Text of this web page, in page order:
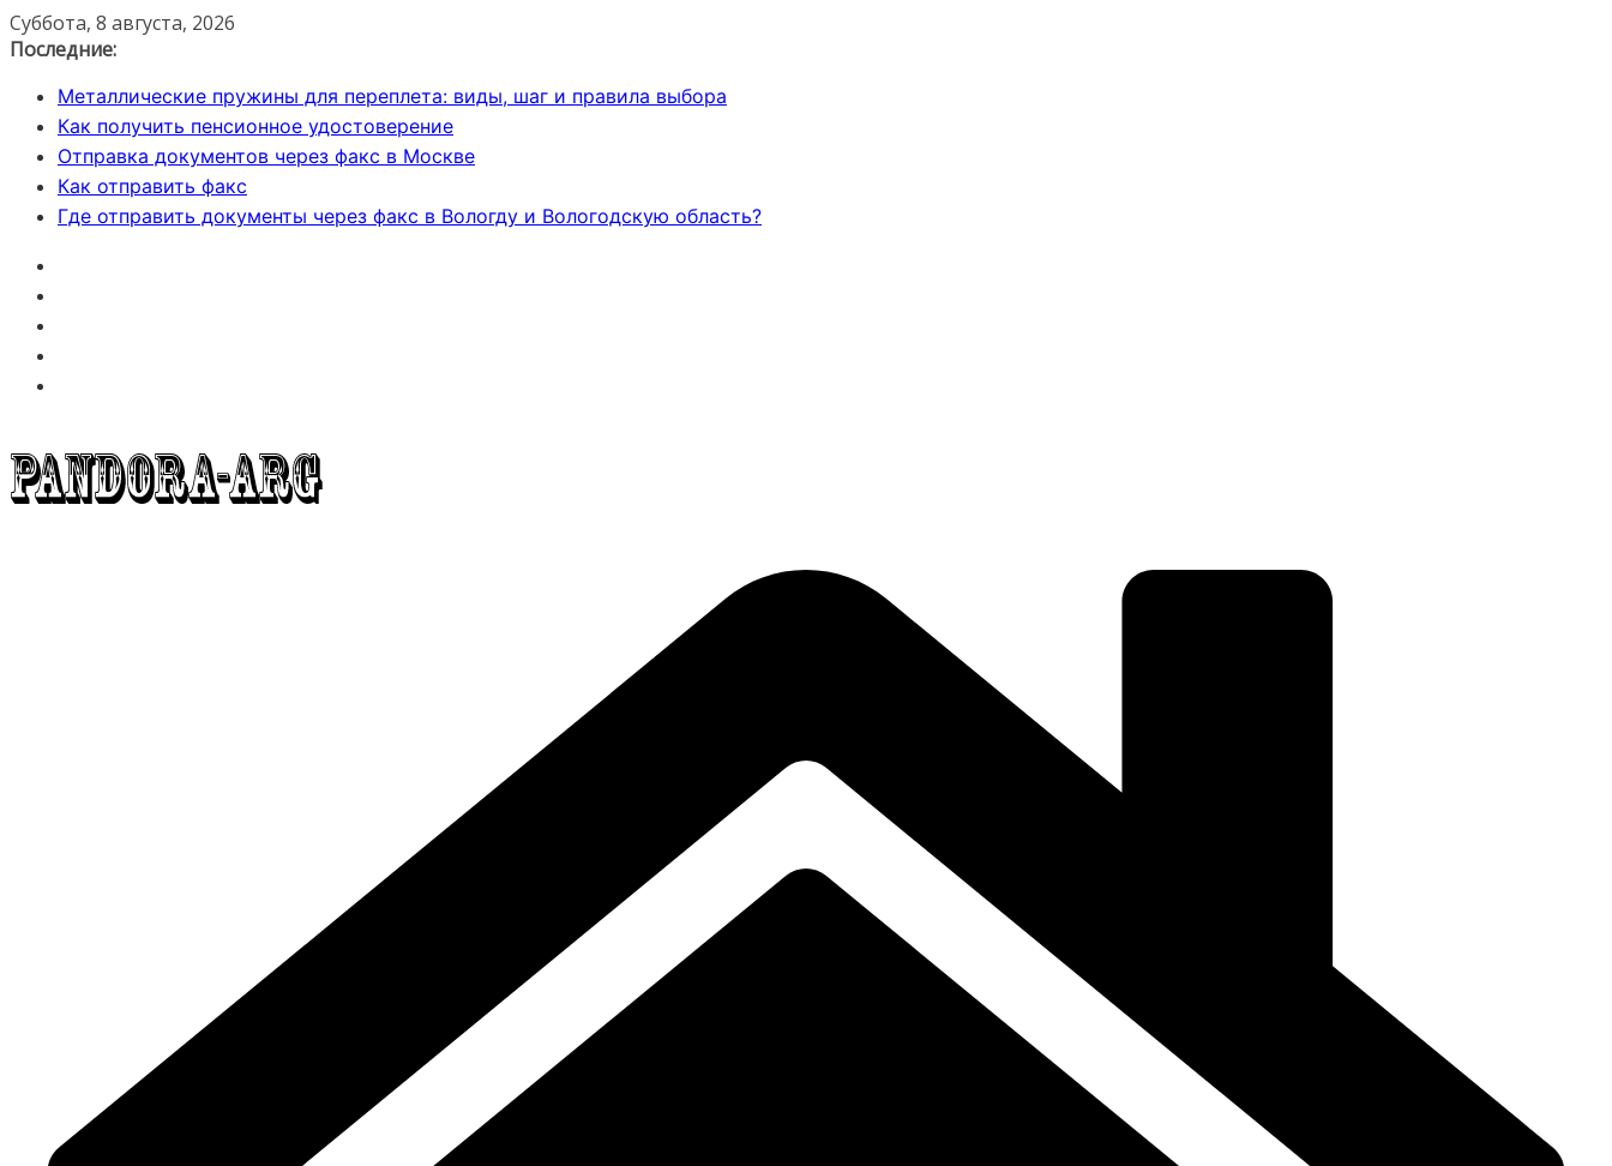
Перейти
к
Суббота, 8 августа, 2026
Последние:
Металлические пружины для переплета: виды, шаг и правила выбора
Как получить пенсионное удостоверение
Отправка документов через факс в Москве
Как отправить факс
Где отправить документы через факс в Вологду и Вологодскую область?